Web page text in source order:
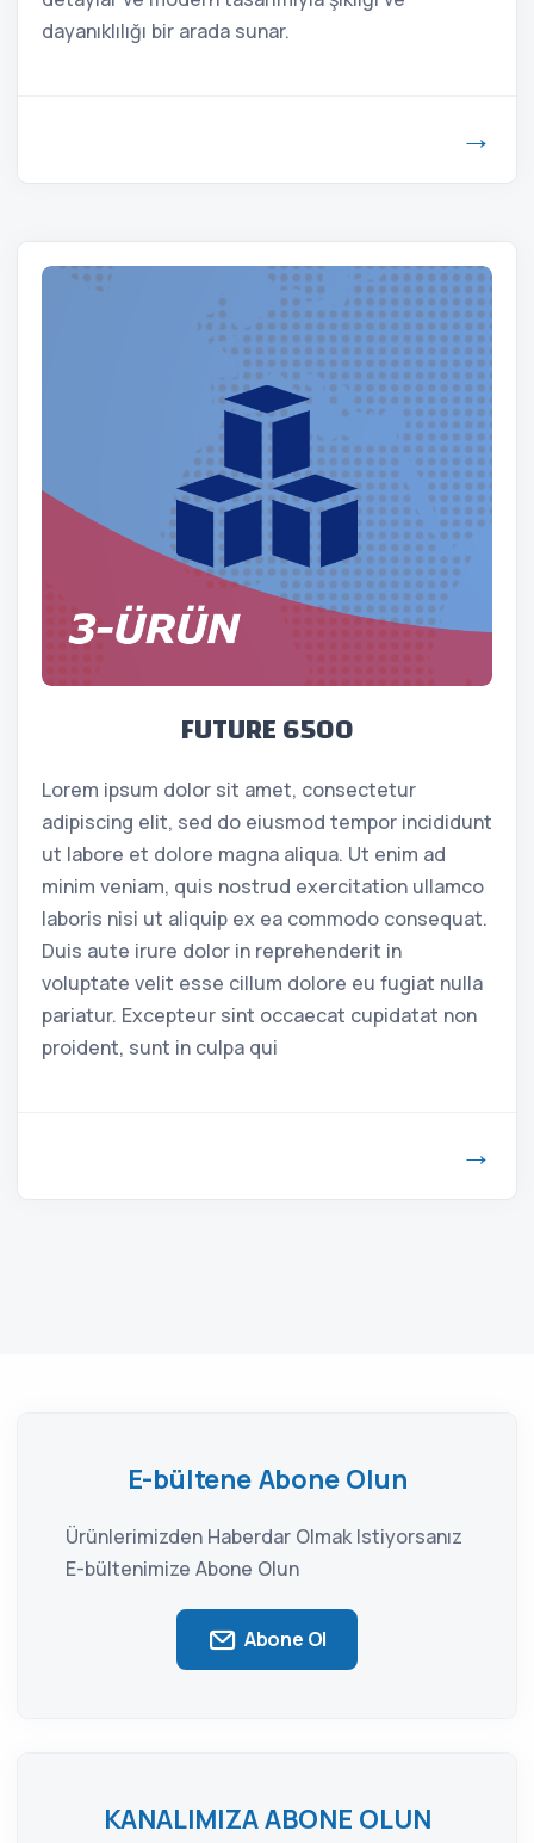
dayanıklılığı bir arada sunar.
→
FUTURE 6500
Lorem ipsum dolor sit amet, consectetur
adipiscing elit, sed do eiusmod tempor incididunt
ut labore et dolore magna aliqua. Ut enim ad
minim veniam, quis nostrud exercitation ullamco
laboris nisi ut aliquip ex ea commodo consequat.
Duis aute irure dolor in reprehenderit in
voluptate velit esse cillum dolore eu fugiat nulla
pariatur. Excepteur sint occaecat cupidatat non
proident, sunt in culpa qui
→
E-bültene Abone Olun
Ürünlerimizden Haberdar Olmak Istiyorsanız
E-bültenimize Abone Olun
Abone Ol
KANALIMIZA ABONE OLUN